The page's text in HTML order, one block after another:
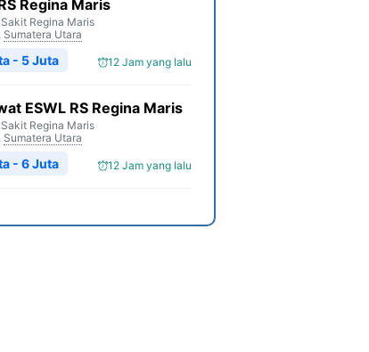
Regina Maris
Regina Maris
, Sumatera Utara
12 Jam yang lalu
- 5 Juta
ESWL RS Regina Maris
Regina Maris
, Sumatera Utara
12 Jam yang lalu
- 6 Juta